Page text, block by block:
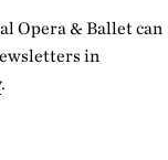
Opera & Ballet can
in
.